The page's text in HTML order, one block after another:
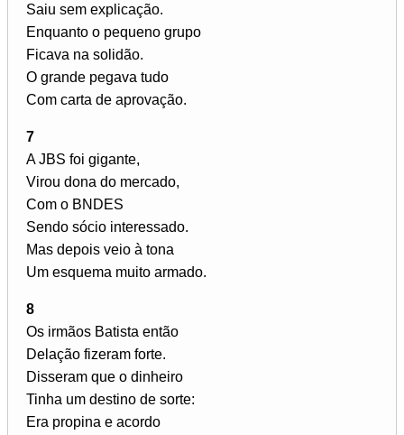
Saiu sem explicação.
Enquanto o pequeno grupo
Ficava na solidão.
O grande pegava tudo
Com carta de aprovação.
7
A JBS foi gigante,
Virou dona do mercado,
Com o BNDES
Sendo sócio interessado.
Mas depois veio à tona
Um esquema muito armado.
8
Os irmãos Batista então
Delação fizeram forte.
Disseram que o dinheiro
Tinha um destino de sorte:
Era propina e acordo